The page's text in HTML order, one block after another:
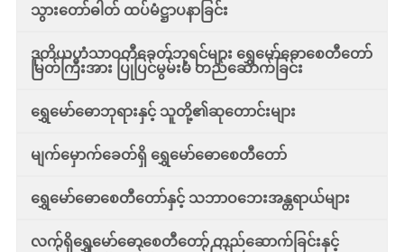
သွားတော်ဓါတ် ထပ်မံဋ္ဌာပနာခြင်း
ဒုတိယဟံသာဝတီခေတ်ဘုရင်များ ရွှေမော်ဓောစေတီတော်
မြတ်ကြီးအား ပြုပြင်မွမ်းမံ တည်ဆောက်ခြင်း
ရွှေမော်ဓောဘုရားနှင့် သူတို့၏ဆုတောင်းများ
မျက်မှောက်ခေတ်ရှိ ရွှေမော်ဓောစေတီတော်
ရွှေမော်ဓောစေတီတော်နှင့် သဘာဝဘေးအန္တရာယ်များ
လက်ရှိရွှေမော်ဓောစေတီတော် တည်ဆောက်ခြင်းနှင့်